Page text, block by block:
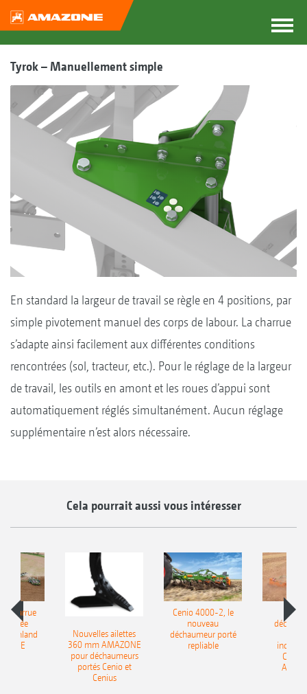
Tyrok – Manuellement simple
En standard la largeur de travail se règle en 4 positions, par
simple pivotement manuel des corps de labour. La charrue
s’adapte ainsi facilement aux différentes conditions
rencontrées (sol, tracteur, etc.). Pour le réglage de la largeur
de travail, les outils en amont et les roues d’appui sont
automatiquement réglés simultanément. Aucun réglage
supplémentaire n’est alors nécessaire.
Cela pourrait aussi vous intéresser
charrue
portée
Onland
Nouvelles ailettes
360 mm AMAZONE
pour déchaumeurs
portés Cenio et
Cenius
Cenio 4000-2, le
nouveau
déchaumeur porté
repliable